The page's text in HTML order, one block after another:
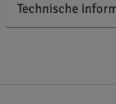
Technische